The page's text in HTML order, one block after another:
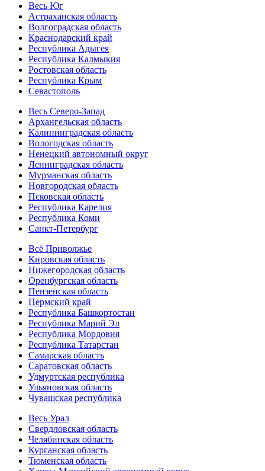
Весь Юг
Астраханская область
Волгоградская область
Краснодарский край
Республика Адыгея
Республика Калмыкия
Ростовская область
Республика Крым
Севастополь
Весь Северо-Запад
Архангельская область
Калининградская область
Вологодская область
Ненецкий автономный округ
Ленинградская область
Мурманская область
Новгородская область
Псковская область
Республика Карелия
Республика Коми
Санкт-Петербург
Всё Приволжье
Кировская область
Нижегородская область
Оренбургская область
Пензенская область
Пермский край
Республика Башкортостан
Республика Марий Эл
Республика Мордовия
Республика Татарстан
Самарская область
Саратовская область
Удмуртская республика
Ульяновская область
Чувашская республика
Весь Урал
Свердловская область
Челябинская область
Курганская область
Тюменская область